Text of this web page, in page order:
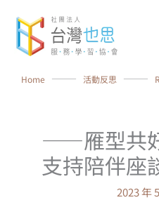
Home ⸻ 活動反思 ⸻
——雁型共
支持陪伴
2023 年